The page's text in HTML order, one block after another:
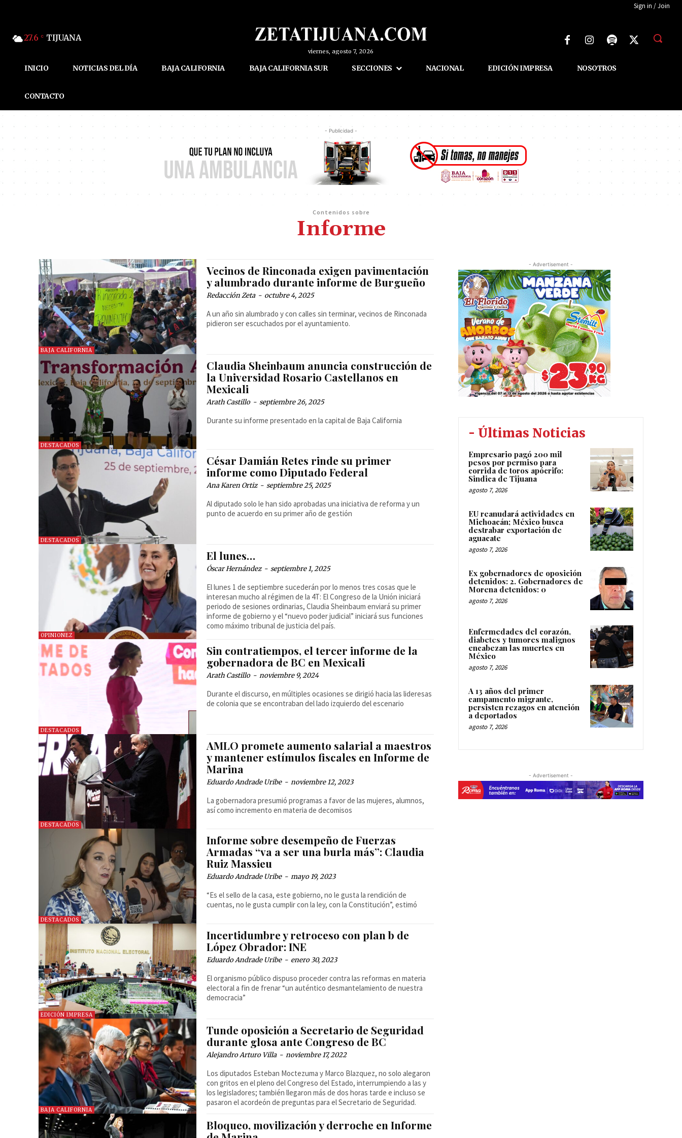
Sign in / Join
27.6 C TIJUANA
viernes, agosto 7, 2026
INICIO NOTICIAS DEL DÍA BAJA CALIFORNIA BAJA CALIFORNIA SUR SECCIONES NACIONAL EDICIÓN IMPRESA NOSOTROS
CONTACTO
- Publicidad -
Contenidos sobre
Informe
BAJA CALIFORNIA
Vecinos de Rinconada exigen pavimentación
y alumbrado durante informe de Burgueño
Redacción Zeta - octubre 4, 2025
A un año sin alumbrado y con calles sin terminar, vecinos de Rinconada
pidieron ser escuchados por el ayuntamiento.
DESTACADOS
Claudia Sheinbaum anuncia construcción de
la Universidad Rosario Castellanos en
Mexicali
Arath Castillo - septiembre 26, 2025
Durante su informe presentado en la capital de Baja California
DESTACADOS
César Damián Retes rinde su primer
informe como Diputado Federal
Ana Karen Ortiz - septiembre 25, 2025
Al diputado solo le han sido aprobadas una iniciativa de reforma y un
punto de acuerdo en su primer año de gestión
OPINIONEZ
El lunes…
Óscar Hernández - septiembre 1, 2025
El lunes 1 de septiembre sucederán por lo menos tres cosas que le
interesan mucho al régimen de la 4T: El Congreso de la Unión iniciará
periodo de sesiones ordinarias, Claudia Sheinbaum enviará su primer
informe de gobierno y el “nuevo poder judicial” iniciará sus funciones
como máximo tribunal de justicia del país.
DESTACADOS
Sin contratiempos, el tercer informe de la
gobernadora de BC en Mexicali
Arath Castillo - noviembre 9, 2024
Durante el discurso, en múltiples ocasiones se dirigió hacia las lideresas
de colonia que se encontraban del lado izquierdo del escenario
DESTACADOS
AMLO promete aumento salarial a maestros
y mantener estímulos fiscales en Informe de
Marina
Eduardo Andrade Uribe - noviembre 12, 2023
La gobernadora presumió programas a favor de las mujeres, alumnos,
así como incremento en materia de decomisos
DESTACADOS
Informe sobre desempeño de Fuerzas
Armadas “va a ser una burla más”: Claudia
Ruiz Massieu
Eduardo Andrade Uribe - mayo 19, 2023
“Es el sello de la casa, este gobierno, no le gusta la rendición de
cuentas, no le gusta cumplir con la ley, con la Constitución”, estimó
EDICIÓN IMPRESA
Incertidumbre y retroceso con plan b de
López Obrador: INE
Eduardo Andrade Uribe - enero 30, 2023
El organismo público dispuso proceder contra las reformas en materia
electoral a fin de frenar “un auténtico desmantelamiento de nuestra
democracia”
BAJA CALIFORNIA
Tunde oposición a Secretario de Seguridad
durante glosa ante Congreso de BC
Alejandro Arturo Villa - noviembre 17, 2022
Los diputados Esteban Moctezuma y Marco Blazquez, no solo alegaron
con gritos en el pleno del Congreso del Estado, interrumpiendo a las y
los legisladores; también llegaron más de dos horas tarde e incluso se
pasaron el acordeón de preguntas para el Secretario de Seguridad.
Bloqueo, movilización y derroche en Informe
- Advertisement -
- Últimas Noticias
Empresario pagó 200 mil
pesos por permiso para
corrida de toros apócrifo:
Sindica de Tijuana
agosto 7, 2026
EU reanudará actividades en
Michoacán; México busca
destrabar exportación de
aguacate
agosto 7, 2026
Ex gobernadores de oposición
detenidos: 2. Gobernadores de
Morena detenidos: 0
agosto 7, 2026
Enfermedades del corazón,
diabetes y tumores malignos
encabezan las muertes en
México
agosto 7, 2026
A 13 años del primer
campamento migrante,
persisten rezagos en atención
a deportados
agosto 7, 2026
- Advertisement -